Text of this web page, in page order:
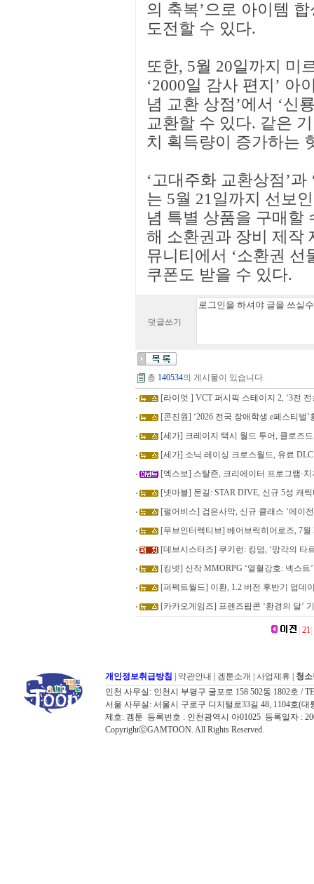
의 축복’으로 아이템
도전할 수 있다.
또한, 5월 20일까지 미
‘2000일 감사 편지’ 아
념 교환 상점’에서 ‘신
교환할 수 있다. 같은
치 획득량이 증가하는
‘고대주화 교환상점’
는 5월 21일까지 선보
념 특별 상품을 구매할
해 소환권과 장비 제작
뮤니티에서 ‘소환권 선
쿠폰도 받을 수 있다.
덧글쓰기
총 140534의 게시물이 있습니다.
[라이엇 ] VCT 퍼시픽 스테이지 2, ‘3전
[콘진원] ‘2026 전국 장애학생 e페스티벌
[세가] 크레이지 택시 월드 투어, 클로즈
[세가] 소닉 레이싱 크로스월드, 유료
[엑스보] 스탈존, 크리에이터 프로그램·
[넷마블] 몬길: STAR DIVE, 신규 5성 캐
[펄어비스] 검은사막, 신규 클래스 ‘에이
[무브인터렉티브] 베어브릭히어로즈, 7월
[데브시스터즈] 쿠키런: 킹덤, ‘망각의 타
[킹넷] 신작 MMORPG ‘열혈강호: 넥스트
[퍼펙트월드] 이환, 1.2 버전 후반기 업데
[카카오게임즈] 프렌즈팝콘 ‘환경의 달’
21|
개인정보취급방침 약관안내 겜툰소개 사업제휴
청
인천 사무실: 인천시 부평구 굴포로 158 502동 1802호 /
서울 사무실: 서울시 구로구 디지털로33길 48, 1104호(대
제호: 겜툰 등록번호 : 인천광역시 아01025 등록일자 :
CopyrightⓒGAMTOON. All Rights Reserved.